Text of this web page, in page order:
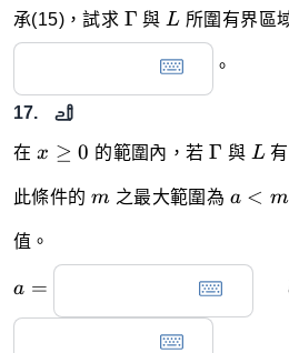
承(15)，試求 \Gamma
Γ 與 L
L 所圍有界區
。
17.
在 x
\ge
0
x ≥ 0 的範圍內，若 Γ 與 L
L
此條件的 m
m 之最大範圍為 a < m
值。
a =